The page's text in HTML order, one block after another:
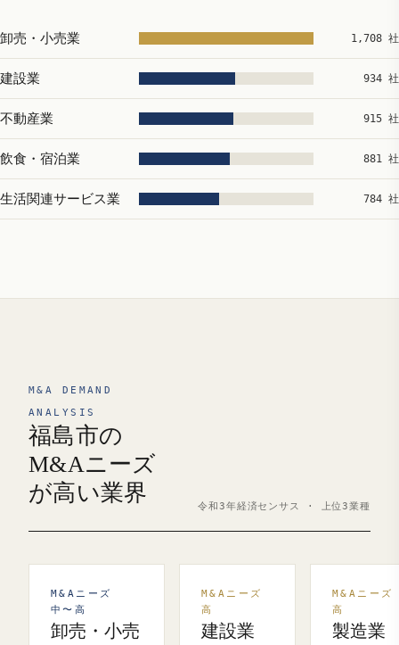
卸売・小売業 1,708 社
建設業 934 社
不動産業 915 社
飲食・宿泊業 881 社
生活関連サービス業 784 社
M&A DEMAND
ANALYSIS
福島市の
M&Aニーズ
が高い業界
令和3年経済センサス · 上位3業種
M&Aニーズ
中〜高
卸売・小売
M&Aニーズ
高
建設業
M&Aニーズ
高
製造業